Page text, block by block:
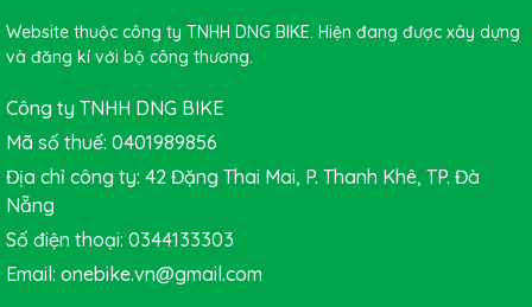
Website thuộc công ty TNHH DNG BIKE. Hiện đang được xây dựng
và đăng kí với bộ công thương.
Công ty TNHH DNG BIKE
Mã số thuế: 0401989856
Địa chỉ công ty: 42 Đặng Thai Mai, P. Thanh Khê, TP. Đà
Nẵng
Số điện thoại: 0344133303
Email: onebike.vn@gmail.com